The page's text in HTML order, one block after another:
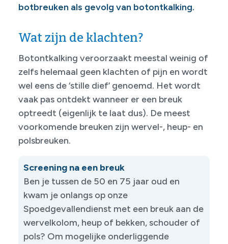
botbreuken als gevolg van botontkalking.
Wat zijn de klachten?
Botontkalking veroorzaakt meestal weinig of
zelfs helemaal geen klachten of pijn en wordt
wel eens de ‘stille dief’ genoemd. Het wordt
vaak pas ontdekt wanneer er een breuk
optreedt (eigenlijk te laat dus). De meest
voorkomende breuken zijn wervel-, heup- en
polsbreuken.
Screening na een breuk
Ben je tussen de 50 en 75 jaar oud en
kwam je onlangs op onze
Spoedgevallendienst met een breuk aan de
wervelkolom, heup of bekken, schouder of
pols? Om mogelijke onderliggende